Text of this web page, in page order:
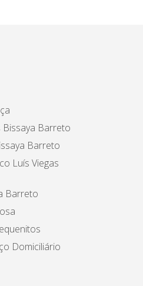
Bissaya Barreto
Barreto
Luís Viegas
Barreto
Domiciliário